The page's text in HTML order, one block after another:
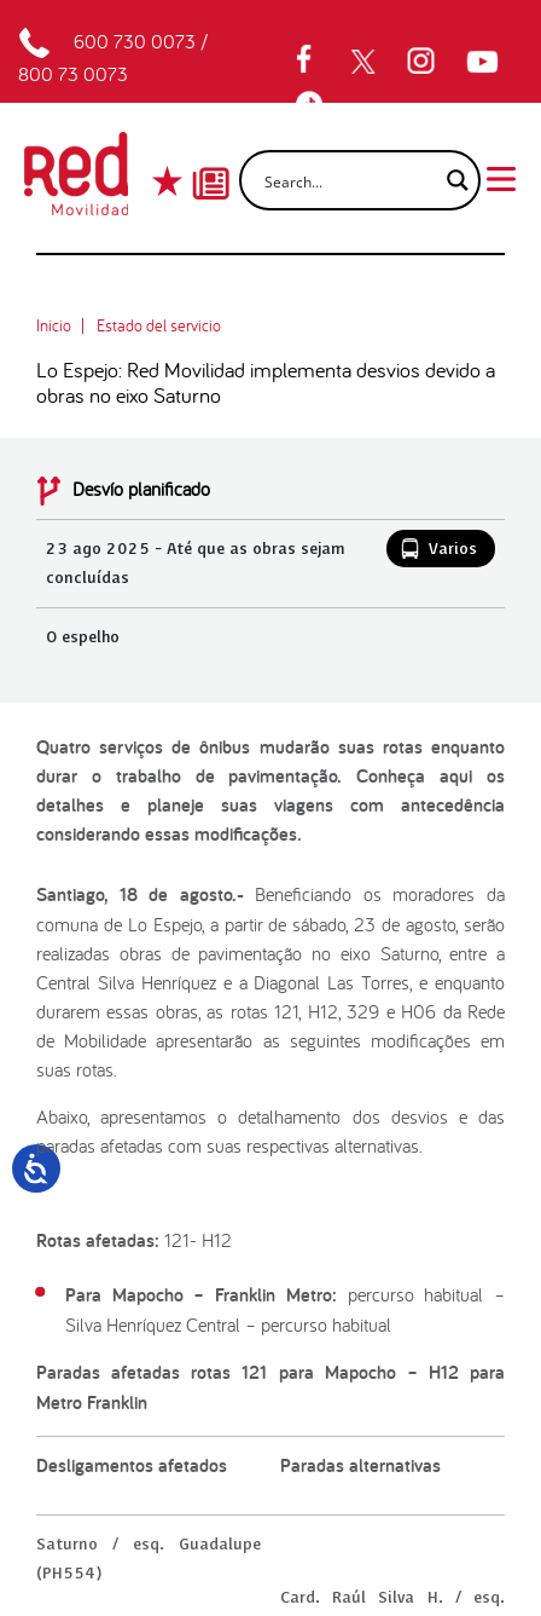
600 730 0073 /
800 73 0073
Inicio Estado del servicio
Lo Espejo: Red Movilidad implementa desvios devido a
obras no eixo Saturno
Desvío planificado
23 ago 2025 - Até que as obras sejam
concluídas
Varios
O espelho
Quatro serviços de ônibus mudarão suas rotas enquanto
durar o trabalho de pavimentação. Conheça aqui os
detalhes e planeje suas viagens com antecedência
considerando essas modificações.
Santiago, 18 de agosto.-Beneficiando os moradores da
comuna de Lo Espejo, a partir de sábado, 23 de agosto, serão
realizadas obras de pavimentação no eixo Saturno, entre a
Central Silva Henríquez e a Diagonal Las Torres, e enquanto
durarem essas obras, as rotas 121, H12, 329 e H06 da Rede
de Mobilidade apresentarão as seguintes modificações em
suas rotas.
Abaixo, apresentamos o detalhamento dos desvios e das
paradas afetadas com suas respectivas alternativas.
Rotas afetadas: 121- H12
Para Mapocho – Franklin Metro: percurso habitual –
Silva Henríquez Central – percurso habitual
Paradas afetadas rotas 121 para Mapocho – H12 para
Metro Franklin
Desligamentos afetados Paradas alternativas
Saturno / esq. Guadalupe
(PH554)
Card. Raúl Silva H. / esq.